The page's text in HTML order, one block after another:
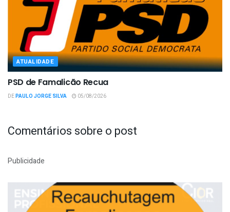
ATUALIDADE
PSD de Famalicão Recua
DEPAULO JORGE SILVA 05/08/2026
Comentários sobre o post
Publicidade